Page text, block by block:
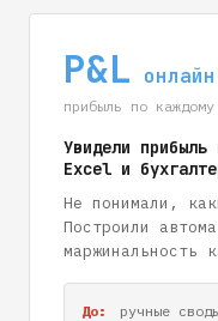
P&L онлайн
прибыль по
Увидели
Excel и
Не понимали,
Построили
маржинальность
До:
ручные